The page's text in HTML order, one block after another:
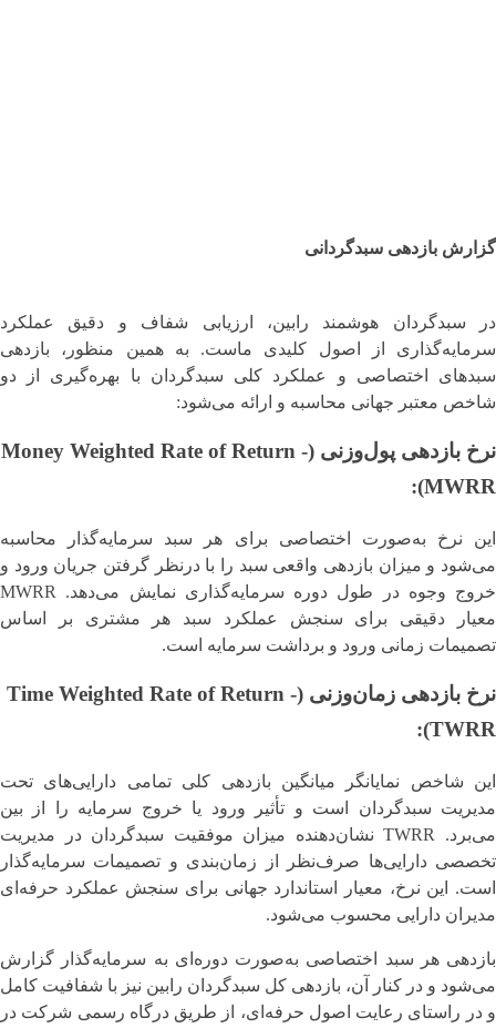
گزارش بازدهی سبدگردانی
در سبدگردان هوشمند رابین، ارزیابی شفاف و دقیق عملکرد
سرمایه‌گذاری از اصول کلیدی ماست. به همین منظور، بازدهی
سبدهای اختصاصی و عملکرد کلی سبدگردان با بهره‌گیری از دو
شاخص معتبر جهانی محاسبه و ارائه می‌شود:
نرخ بازدهی پول‌وزنی (Money Weighted Rate of Return -
MWRR):
این نرخ به‌صورت اختصاصی برای هر سبد سرمایه‌گذار محاسبه
می‌شود و میزان بازدهی واقعی سبد را با درنظر گرفتن جریان ورود و
خروج وجوه در طول دوره سرمایه‌گذاری نمایش می‌دهد. MWRR
معیار دقیقی برای سنجش عملکرد سبد هر مشتری بر اساس
تصمیمات زمانی ورود و برداشت سرمایه است.
نرخ بازدهی زمان‌وزنی (Time Weighted Rate of Return -
TWRR):
این شاخص نمایانگر میانگین بازدهی کلی تمامی دارایی‌های تحت
مدیریت سبدگردان است و تأثیر ورود یا خروج سرمایه را از بین
می‌برد. TWRR نشان‌دهنده میزان موفقیت سبدگردان در مدیریت
تخصصی دارایی‌ها صرف‌نظر از زمان‌بندی و تصمیمات سرمایه‌گذار
است. این نرخ، معیار استاندارد جهانی برای سنجش عملکرد حرفه‌ای
مدیران دارایی محسوب می‌شود.
بازدهی هر سبد اختصاصی به‌صورت دوره‌ای به سرمایه‌گذار گزارش
می‌شود و در کنار آن، بازدهی کل سبدگردان رابین نیز با شفافیت کامل
و در راستای رعایت اصول حرفه‌ای، از طریق درگاه رسمی شرکت در